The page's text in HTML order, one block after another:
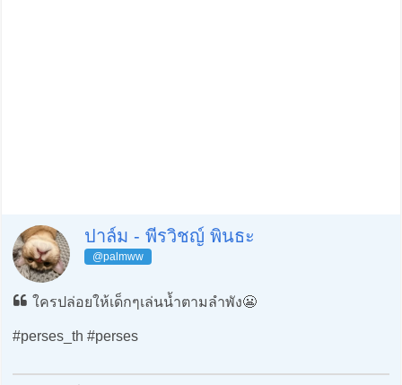
ปาล์ม - พีรวิชญ์ พินธะ
@palmww
ใครปล่อยให้เด็กๆเล่นน้ำตามลำพัง😬
#perses_th #perses